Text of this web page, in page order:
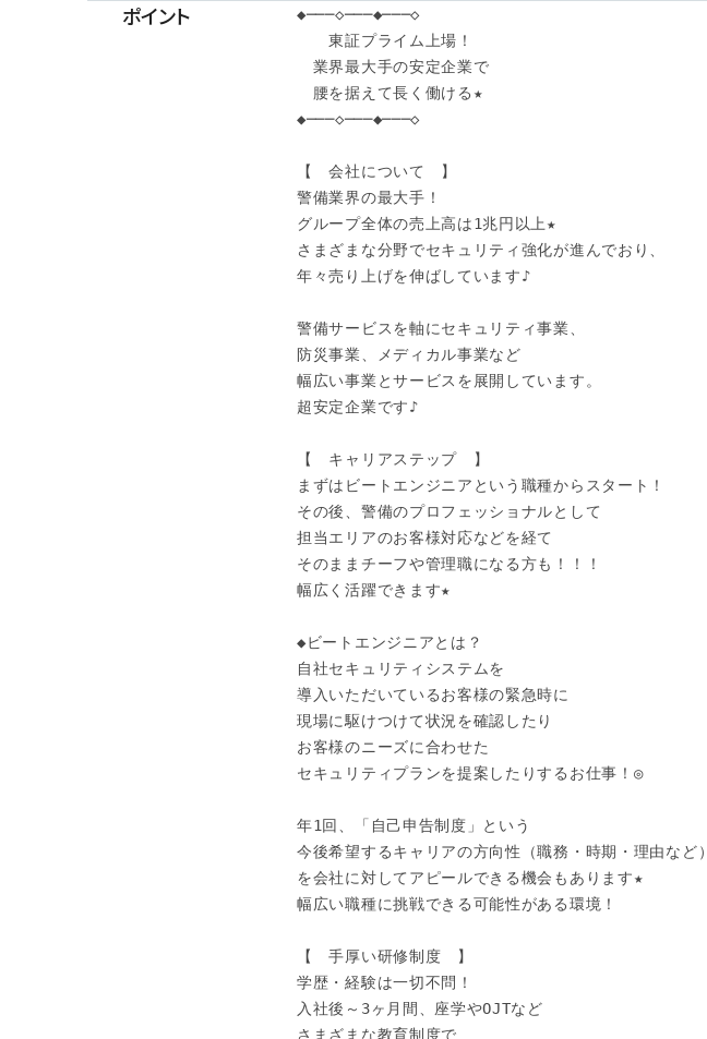
ポイント
◆───◇───◆───◇
東証プライム上場！
業界最大手の安定企業で
腰を据えて長く働ける★
◆───◇───◆───◇
【　会社について　】
警備業界の最大手！
グループ全体の売上高は1兆円以上★
さまざまな分野でセキュリティ強化が進んでおり、
年々売り上げを伸ばしています♪
警備サービスを軸にセキュリティ事業、
防災事業、メディカル事業など
幅広い事業とサービスを展開しています。
超安定企業です♪
【　キャリアステップ　】
まずはビートエンジニアという職種からスタート！
その後、警備のプロフェッショナルとして
担当エリアのお客様対応などを経て
そのままチーフや管理職になる方も！！！
幅広く活躍できます★
◆ビートエンジニアとは？
自社セキュリティシステムを
導入いただいているお客様の緊急時に
現場に駆けつけて状況を確認したり
お客様のニーズに合わせた
セキュリティプランを提案したりするお仕事！◎
年1回、「自己申告制度」という
今後希望するキャリアの方向性（職務・時期・理由など）
を会社に対してアピールできる機会もあります★
幅広い職種に挑戦できる可能性がある環境！
【　手厚い研修制度　】
学歴・経験は一切不問！
入社後～3ヶ月間、座学やOJTなど
さまざまな教育制度で